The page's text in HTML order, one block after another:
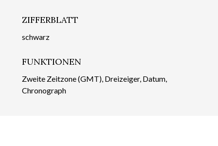
ZIFFERBLATT
schwarz
FUNKTIONEN
Zweite Zeitzone (GMT), Dreizeiger, Datum,
Chronograph